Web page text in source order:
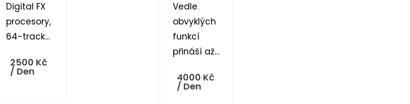
Digital FX
procesory,
64-track…
2500 Kč
/ Den
Vedle
obvyklých
funkcí
přináší až…
4000 Kč
/ Den